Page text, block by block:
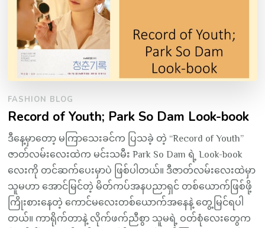
FASHION BLOG
Record of Youth; Park So Dam Look-book
ဒီနေ့မှာတော့ မကြာသေးခင်က ပြသခဲ့ တဲ့ “Record of Youth”
ဇာတ်လမ်းလေးထဲက မင်းသမီး Park So Dam ရဲ့ Look-book
လေးကို တင်ဆက်ပေးမှာပဲ ဖြစ်ပါတယ်။ ဒီဇာတ်လမ်းလေးထဲမှာ
သူမဟာ အောင်မြင်တဲ့ မိတ်ကပ်အနပညာရှင် တစ်ယောက်ဖြစ်ဖို့
ကြိုးစားနေတဲ့ ကောင်မလေးတစ်ယောက်အနေနဲ့ တွေ့မြင်ရပါ
တယ်။ ကာရိုက်တာနဲ့ လိုက်ဖက်ညီစွာ သူမရဲ့ ဝတ်စုံလေးတွေက